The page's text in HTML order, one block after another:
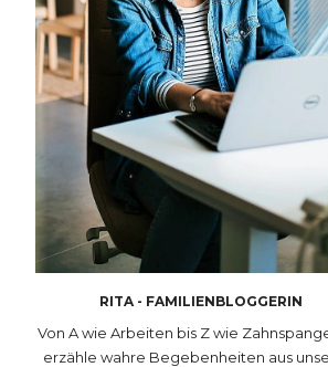
RITA - FAMILIENBLOGGERIN
Von A wie Arbeiten bis Z wie
erzähle wahre Begebenheiten aus